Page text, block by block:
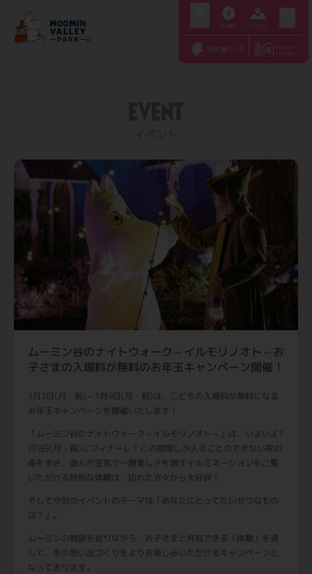
ムーミン谷のナイトウォーク～イルモリノオト～お
子さまの入場料が無料のお年玉キャンペーン開催！
1月2日(月・祝)～1月9日(月・祝)は、こどもの入場料が無料になる
お年玉キャンペーンを開催いたします！
「ムーミン谷のナイトウォーク～イルモリノオト～」は、いよいよ 1
月9日(月・祝)にフィナーレ！この期間しか入ることのできない夜の
森を歩き、澄んだ空気で一層美しさを増すイルミネーションをご覧
いただける特別な体験は、訪れた方々から大好評！
そして今回のイベントのテーマは「あなたにとってたいせつなもの
は？」。
ムーミンの物語を巡りながら、お子さまと共有できる「体験」を通
して、冬の思い出づくりをよりお楽しみいただけるキャンペーンと
なっております。